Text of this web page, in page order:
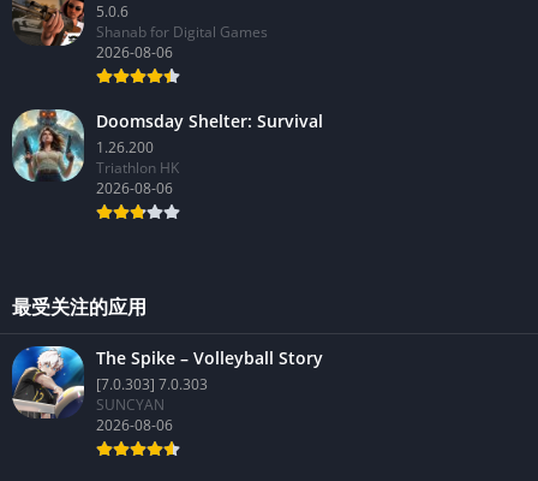
5.0.6
Shanab for Digital Games
2026-08-06
Doomsday Shelter: Survival
1.26.200
Triathlon HK
2026-08-06
最受关注的应用
The Spike – Volleyball Story
[7.0.303] 7.0.303
SUNCYAN
2026-08-06